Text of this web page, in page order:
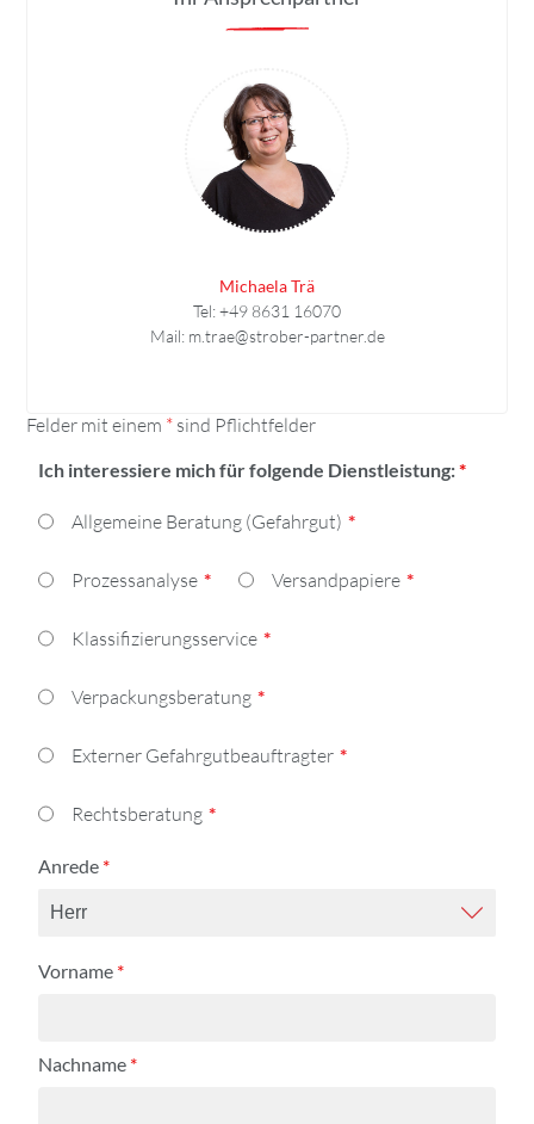
Michaela Trä
Tel: +49 8631 16070
Mail: m.trae@strober-partner.de
Felder mit einem * sind Pflichtfelder
Ich interessiere mich für folgende Dienstleistung:*
Allgemeine Beratung (Gefahrgut)
Prozessanalyse Versandpapiere
Klassifizierungsservice
Verpackungsberatung
Externer Gefahrgutbeauftragter
Rechtsberatung
Anrede *
Vorname *
Nachname *